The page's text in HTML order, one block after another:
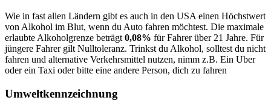
Wie in fast allen Ländern gibt es auch in den USA einen Höchstwert
von Alkohol im Blut, wenn du Auto fahren möchtest. Die maximale
erlaubte Alkoholgrenze beträgt 0,08% für Fahrer über 21 Jahre. Für
jüngere Fahrer gilt Nulltoleranz. Trinkst du Alkohol, solltest du nicht
fahren und alternative Verkehrsmittel nutzen, nimm z.B. Ein Uber
oder ein Taxi oder bitte eine andere Person, dich zu fahren
Umweltkennzeichnung